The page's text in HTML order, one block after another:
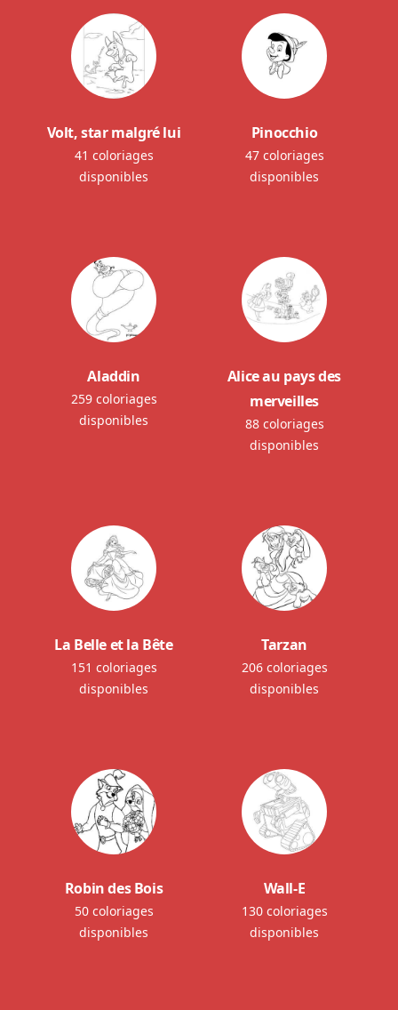
Volt, star malgré lui
41 coloriages
disponibles
Pinocchio
47 coloriages
disponibles
Aladdin
259 coloriages
disponibles
Alice au pays des
merveilles
88 coloriages
disponibles
La Belle et la Bête
151 coloriages
disponibles
Tarzan
206 coloriages
disponibles
Robin des Bois
50 coloriages
disponibles
Wall-E
130 coloriages
disponibles